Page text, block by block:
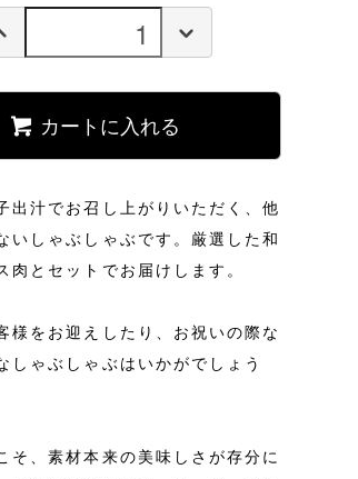
カートに入れる
出汁でお召し上がりいただく、他
いしゃぶしゃぶです。厳選した和
肉とセットでお届けします。
様をお迎えしたり、お祝いの際な
しゃぶしゃぶはいかがでしょう
そ、素材本来の美味しさが存分に